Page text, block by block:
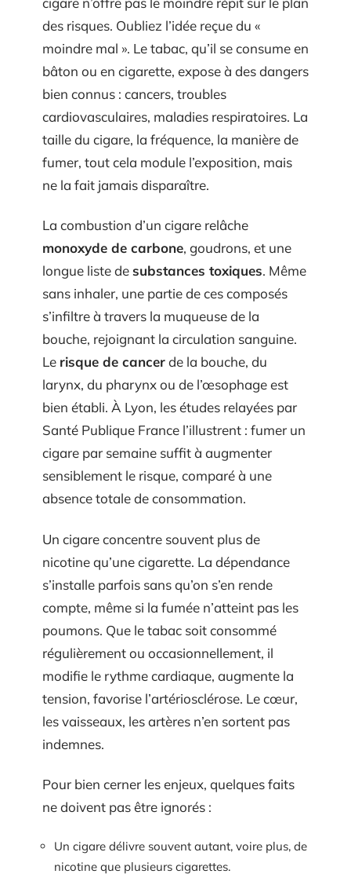
des risques. Oubliez l’idée reçue du «
moindre mal ». Le tabac, qu’il se consume en
bâton ou en cigarette, expose à des dangers
bien connus : cancers, troubles
cardiovasculaires, maladies respiratoires. La
taille du cigare, la fréquence, la manière de
fumer, tout cela module l’exposition, mais
ne la fait jamais disparaître.
La combustion d’un cigare relâche
monoxyde de carbone, goudrons, et une
longue liste desubstances toxiques. Même
sans inhaler, une partie de ces composés
s’infiltre à travers la muqueuse de la
bouche, rejoignant la circulation sanguine.
Le risque de cancerde la bouche, du
larynx, du pharynx ou de l’œsophage est
bien établi. À Lyon, les études relayées par
Santé Publique France l’illustrent : fumer un
cigare par semaine suffit à augmenter
sensiblement le risque, comparé à une
absence totale de consommation.
Un cigare concentre souvent plus de
nicotine qu’une cigarette. La dépendance
s’installe parfois sans qu’on s’en rende
compte, même si la fumée n’atteint pas les
poumons. Que le tabac soit consommé
régulièrement ou occasionnellement, il
modifie le rythme cardiaque, augmente la
tension, favorise l’artériosclérose. Le cœur,
les vaisseaux, les artères n’en sortent pas
indemnes.
Pour bien cerner les enjeux, quelques faits
ne doivent pas être ignorés :
Un cigare délivre souvent autant, voire plus, de
nicotine que plusieurs cigarettes.